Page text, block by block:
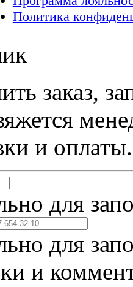
Политика
заказ,
и оплаты.
для
для
и